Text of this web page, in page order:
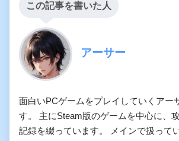
この記事を書いた人
アーサー
面白いPCゲームをプレイしていくアー
す。 主にSteam版のゲームを中心に、
記録を綴っています。 メインで扱って